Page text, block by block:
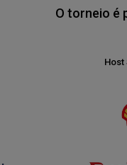
O torneio é
Host